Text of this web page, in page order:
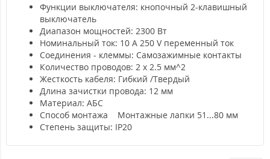
Функции выключателя: кнопочный 2-клавишный
выключатель
Диапазон мощностей: 2300 Вт
Номинальный ток: 10 A 250 V переменный ток
Соединения - клеммы: Самозажимные контакты
Количество проводов: 2 x 2.5 мм^2
Жесткость кабеля: Гибкий /Твердый
Длина зачистки провода: 12 мм
Материал: АБС
Способ монтажа Монтажные лапки 51...80 мм
Степень защиты: IP20